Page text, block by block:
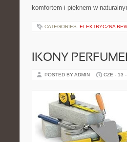
komfortem i pięknem w
CATEGORIES: ELEKTRYCZNA
IKONY
POSTED BY ADMIN CZE - 13